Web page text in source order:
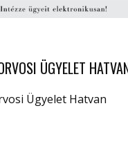
ÜGYELET
Ügyelet Hatvan